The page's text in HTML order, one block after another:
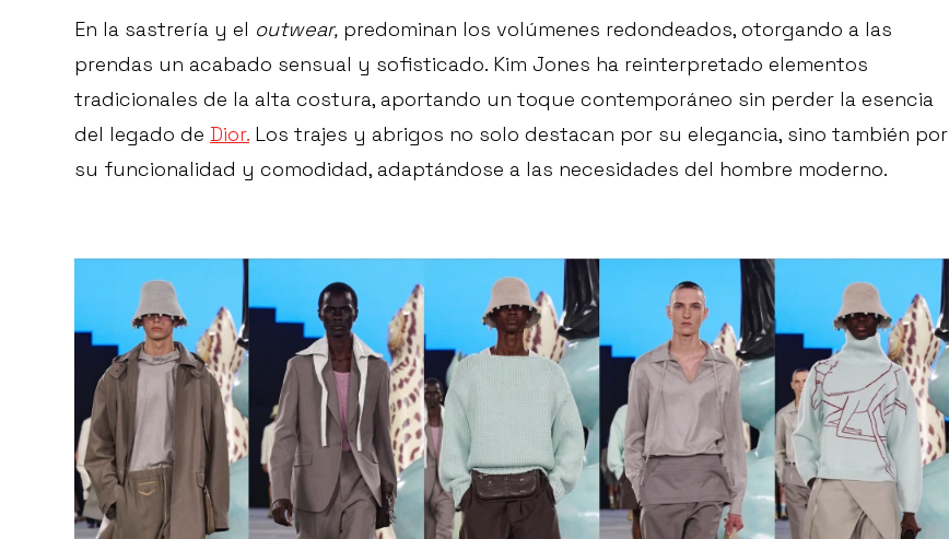
En la sastrería y el outwear, predominan los volúmenes redondeados, otorgando a las
prendas un acabado sensual y sofisticado. Kim Jones ha reinterpretado elementos
tradicionales de la alta costura, aportando un toque contemporáneo sin perder la esencia
del legado de Dior. Los trajes y abrigos no solo destacan por su elegancia, sino también por
su funcionalidad y comodidad, adaptándose a las necesidades del hombre moderno.